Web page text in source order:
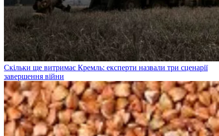
Скільки ще витримає Кремль: експерти назвали три сценарії
завершення війни